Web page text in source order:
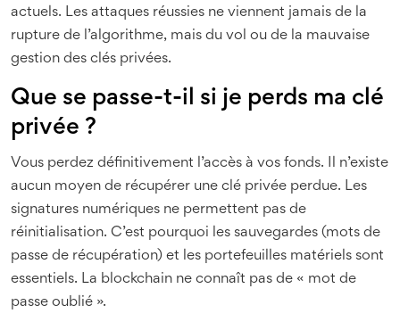
actuels. Les attaques réussies ne viennent jamais de la
rupture de l’algorithme, mais du vol ou de la mauvaise
gestion des clés privées.
Que se passe-t-il si je perds ma clé
privée ?
Vous perdez définitivement l’accès à vos fonds. Il n’existe
aucun moyen de récupérer une clé privée perdue. Les
signatures numériques ne permettent pas de
réinitialisation. C’est pourquoi les sauvegardes (mots de
passe de récupération) et les portefeuilles matériels sont
essentiels. La blockchain ne connaît pas de « mot de
passe oublié ».